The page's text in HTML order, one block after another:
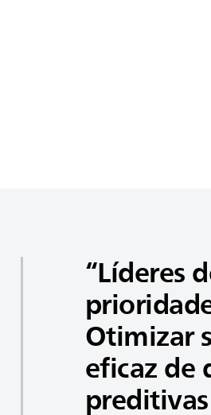
Líderes
Otimizar
eficaz de